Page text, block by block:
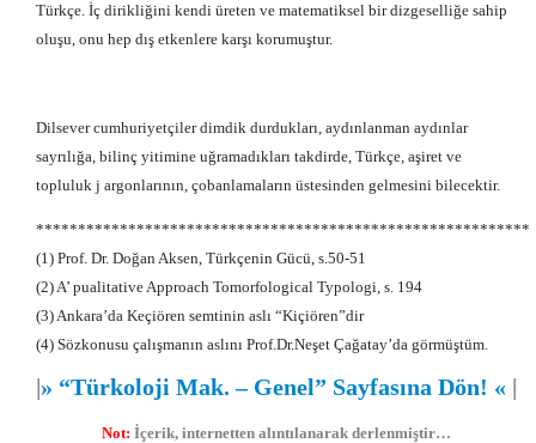
Türkçe. İç dirikliğini kendi üreten ve matematiksel bir dizgeselliğe sahip
oluşu, onu hep dış etkenlere karşı korumuştur.
Dilsever cumhuriyetçiler dimdik durdukları, aydınlanman aydınlar
sayrılığa, bilinç yitimine uğramadıkları takdirde, Türkçe, aşiret ve
topluluk j argonlarının, çobanlamaların üstesinden gelmesini bilecektir.
***********************************************************
(1) Prof. Dr. Doğan Aksen, Türkçenin Gücü, s.50-51
(2) A’ pualitative Approach Tomorfological Typologi, s. 194
(3) Ankara’da Keçiören semtinin aslı “Kiçiören”dir
(4) Sözkonusu çalışmanın aslını Prof.Dr.Neşet Çağatay’da görmüştüm.
|» “Türkoloji Mak. – Genel” Sayfasına Dön! « |
Not: İçerik, internetten alıntılanarak derlenmiştir…